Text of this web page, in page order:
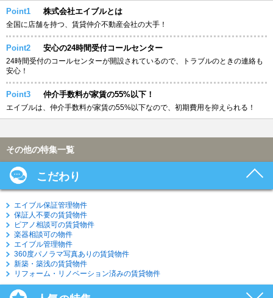
Point1 株式会社エイブルとは
全国に店舗を持つ、賃貸仲介不動産会社の大手！
Point2 安心の24時間受付コールセンター
24時間受付のコールセンターが開設されているので、トラブルのときの連絡も
安心！
Point3 仲介手数料が家賃の55%以下！
エイブルは、仲介手数料が家賃の55%以下なので、初期費用を抑えられる！
その他の特集一覧
こだわり
エイブル保証管理物件
保証人不要の賃貸物件
ピアノ相談可の賃貸物件
楽器相談可の物件
エイブル管理物件
360度パノラマ写真ありの賃貸物件
新築・築浅の賃貸物件
リフォーム・リノベーション済みの賃貸物件